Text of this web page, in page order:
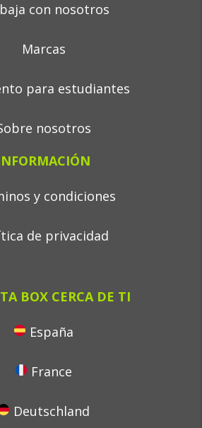
con nosotros
Marcas
para estudiantes
nosotros
y condiciones
de privacidad
BOX CERCA DE TI
España
France
Deutschland